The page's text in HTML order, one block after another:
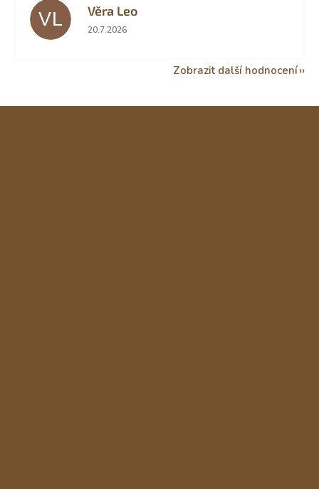
VL Věra Leo
Hodnocení obchodu je 5 z 5 hvězdiček.
20.7.2026
Zobrazit další hodnocení